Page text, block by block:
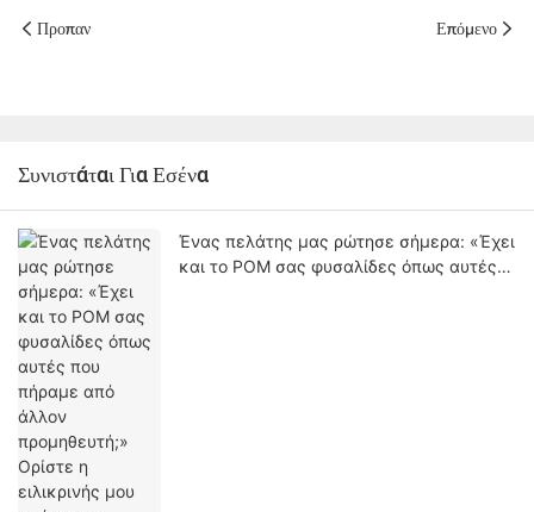
Προπαν Επόμενο
Συνιστάται Για Εσένα
Ένας πελάτης μας ρώτησε σήμερα: «Έχει
και το POM σας φυσαλίδες όπως αυτές